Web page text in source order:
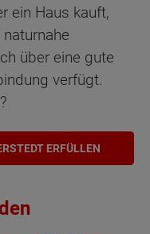
ein Haus kauft,
über eine gute
verfügt.
ERFÜLLEN